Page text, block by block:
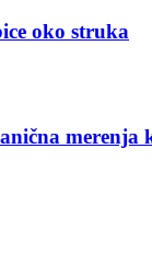
oko struka
merenja